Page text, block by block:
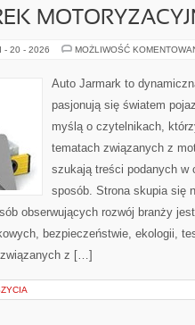
- 20 - 2026 MOŻLIWOŚĆ
Auto Jarmark to
pasjonują się światem
myślą o czytelnikach,
tematach związanych z
szukają treści podanych w
sposób. Strona skupia się
obserwujących rozwój branży
bezpieczeństwie, ekologii,
z […]